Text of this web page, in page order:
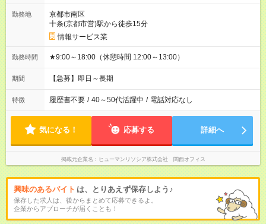
勤務地
京都市南区
十条(京都市営)駅から徒歩15分
情報サービス業
勤務時間 ★9:00～18:00（休憩時間 12:00～13:00）
期間 【急募】即日～長期
特徴 履歴書不要 / 40～50代活躍中 / 電話対応なし
気になる！ 応募する 詳細へ
掲載元企業名 ヒューマンリソシア株式会社 関西オフィス
興味のあるバイト は、とりあえず保存しよう♪
保存した求人は、後からまとめて応募できるよ。
企業からアプローチが届くことも！